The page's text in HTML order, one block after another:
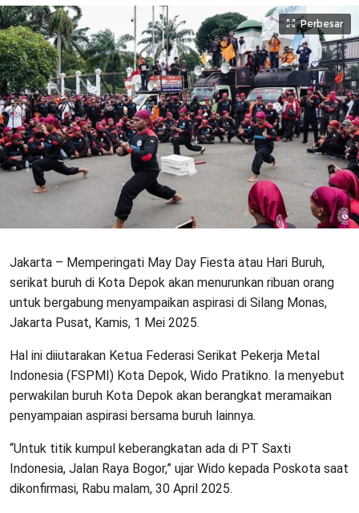
Perbesar
Jakarta – Memperingati May Day Fiesta atau Hari Buruh,
serikat buruh di Kota Depok akan menurunkan ribuan orang
untuk bergabung menyampaikan aspirasi di Silang Monas,
Jakarta Pusat, Kamis, 1 Mei 2025.
Hal ini diiutarakan Ketua Federasi Serikat Pekerja Metal
Indonesia (FSPMI) Kota Depok, Wido Pratikno. Ia menyebut
perwakilan buruh Kota Depok akan berangkat meramaikan
penyampaian aspirasi bersama buruh lainnya.
“Untuk titik kumpul keberangkatan ada di PT Saxti
Indonesia, Jalan Raya Bogor,” ujar Wido kepada Poskota saat
dikonfirmasi, Rabu malam, 30 April 2025.